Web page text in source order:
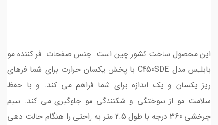
این محصول ساخت کشور چین است. جنس صفحات فر کننده مو
بابلیس مدل C450SDE با پخش یکسان حرارت برای شما فرهای
ریز یکسان و یک اندازه برای شما فراهم می کند. و با حفظ
سلامت مو از سوختگی و شکنندگی مو جلوگیری می کند. سیم
چرخشی 360 درجه با طول 2.5 متر به راحتی را هنگام حالت دهی